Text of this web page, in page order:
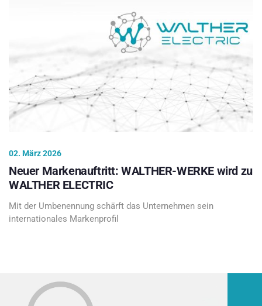
02. März 2026
Neuer Markenauftritt: WALTHER-WERKE wird zu
WALTHER ELECTRIC
Mit der Umbenennung schärft das Unternehmen sein
internationales Markenprofil